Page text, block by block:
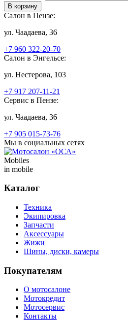
Салон в Пензе:
ул. Чаадаева, 36
+7 960 322-20-70
Салон в Энгельсе:
ул. Нестерова, 103
+7 917 207-11-21
Сервис в Пензе:
ул. Чаадаева, 36
+7 905 015-73-76
Мы в социальных сетях
Mobiles
in mobile
Каталог
Техника
Экипировка
Запчасти
Аксессуары
Жижи
Шины, диски, камеры
Покупателям
О мотосалоне
Мотокредит
Мотосервис
Контакты